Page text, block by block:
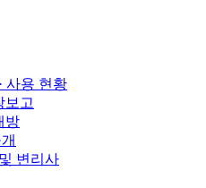
사용 현황
보고
방
변리사